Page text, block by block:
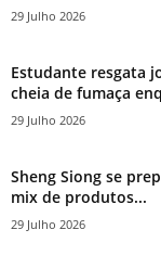
29 Julho 2026
Estudante resgata
cheia de fumaça
29 Julho 2026
Sheng Siong se
mix de produtos...
29 Julho 2026